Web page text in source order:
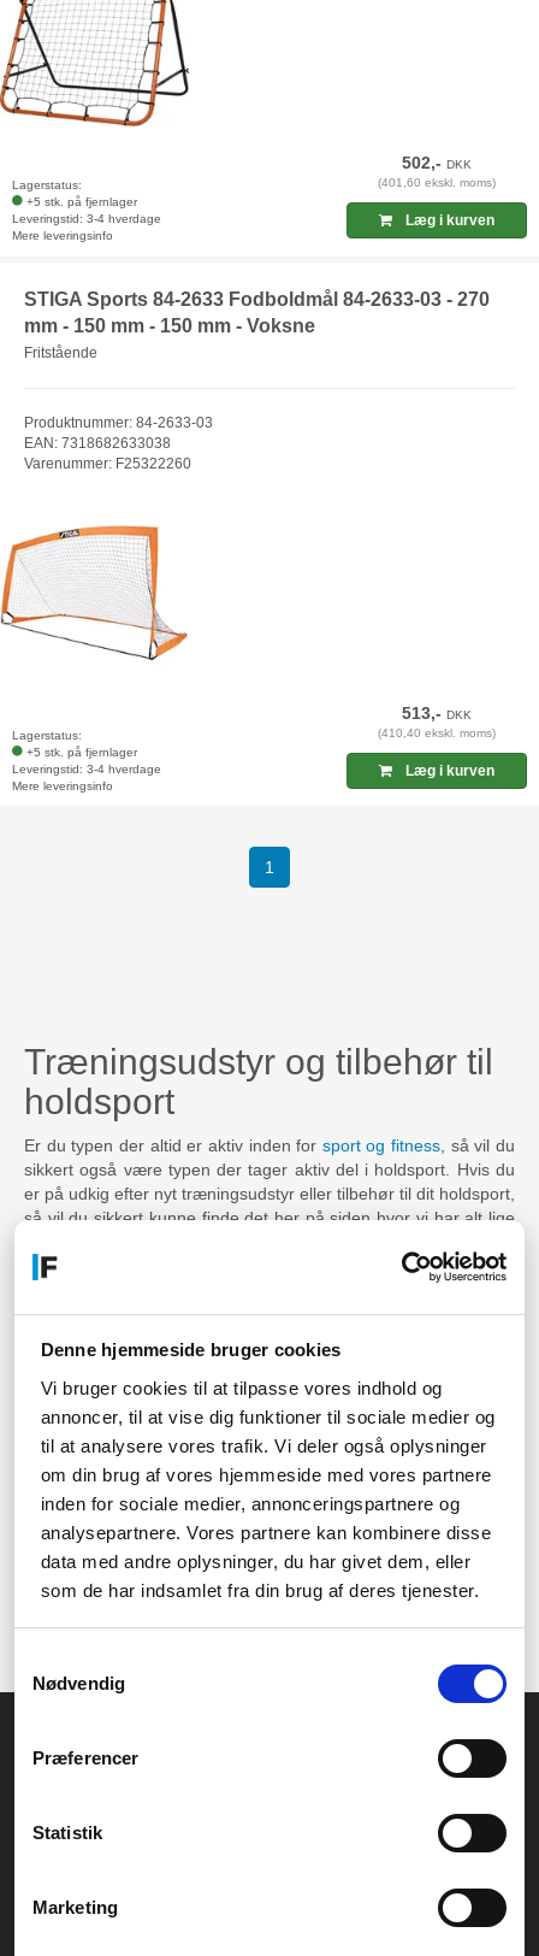
Denne hjemmeside bruger cookies
Vi bruger cookies til at tilpasse vores indhold og
annoncer, til at vise dig funktioner til sociale medier og
til at analysere vores trafik. Vi deler også oplysninger
om din brug af vores hjemmeside med vores partnere
inden for sociale medier, annonceringspartnere og
analysepartnere. Vores partnere kan kombinere disse
data med andre oplysninger, du har givet dem, eller
som de har indsamlet fra din brug af deres tjenester.
Nødvendig
Præferencer
Statistik
Marketing
Lagerstatus:
+5 stk. på fjernlager
Leveringstid: 3-4 hverdage
Mere leveringsinfo
502,-DKK
(401,60 ekskl. moms)
Læg i kurven
STIGA Sports 84-2633 Fodboldmål 84-2633-03 - 270
mm - 150 mm - 150 mm - Voksne
Fritstående
Produktnummer: 84-2633-03
EAN: 7318682633038
Varenummer: F25322260
Lagerstatus:
+5 stk. på fjernlager
Leveringstid: 3-4 hverdage
Mere leveringsinfo
513,-DKK
(410,40 ekskl. moms)
Læg i kurven
1
Træningsudstyr og tilbehør til
holdsport
Er du typen der altid er aktiv inden for sport og fitness , så vil du
sikkert også være typen der tager aktiv del i holdsport. Hvis du
er på udkig efter nyt træningsudstyr eller tilbehør til dit holdsport,
så vil du sikkert kunne finde det her på siden hvor vi har alt lige
Du finder lidt af hvert inden for udstyr beregnet til forskellige
uanset om du er interesseret i at blive bedre til
koordinationsevner og præcisionsevner.
eller har ønske om at være
mere aktiv inden for sporten. Hvorfor du også finder spændende
ustyr til både trænere og spillere inden for denne holdsport. Vi
har udstyr til vedligeholdelse af bolden, så den altid har den
rette facon og luft, samtidig med at vi har udstyr til at forbedre
træningen med.
Køb udstyr til holdsport online hos Føniks, uanset hvilken sport
CVR.: 26208637
Generelle henvendelser:
Service- og reklamationsafdelingen: